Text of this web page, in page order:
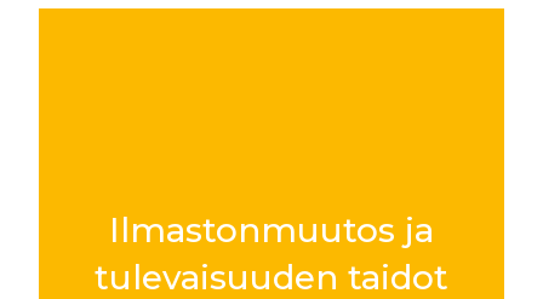
Ilmastonmuutos ja
tulevaisuuden taidot